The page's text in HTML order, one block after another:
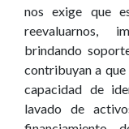
nos exige que
reevaluarnos,
brindando
contribuyan a
capacidad de
lavado de